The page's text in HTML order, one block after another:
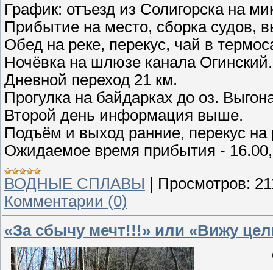
График: отъезд из Солигорска на
Прибытие на место, сборка судов,
Обед на реке, перекус, чай в
Ночёвка на шлюзе канала Огинский.
Дневной переход 21 км.
Прогулка на байдарках до оз.
Второй день информация выше.
Подъём и выход ранние, перекус на
Ожидаемое время прибытия - 16.00,
ВОДНЫЕ СПЛАВЫ
Просмотров:
Комментарии (0)
«За сбычу мечт!!!» или «Вижу